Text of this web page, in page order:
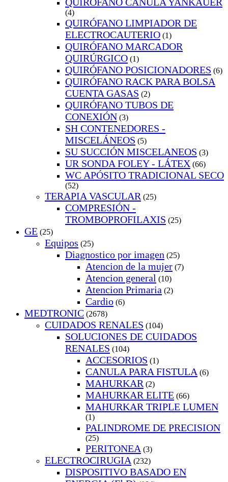
(4)
QUIRÓFANO LIMPIADOR DE
ELECTROCAUTERIO (1)
QUIRÓFANO MARCADOR
QUIRÚRGICO (1)
QUIRÓFANO POSICIONADORES (6)
QUIRÓFANO RACK PARA BOLSA
CUENTA GASAS (2)
QUIRÓFANO TUBOS DE
CONEXIÓN (3)
SH CONTENEDORES -
MISCELÁNEOS (5)
SU SUCCIÓN MISCELANEOS (3)
UR SONDA FOLEY - LÁTEX (66)
WC APÓSITO TRADICIONAL SECO
(52)
TERAPIA VASCULAR (25)
COMPRESIÓN -
TROMBOPROFILAXIS (25)
GE (25)
Equipos (25)
Diagnostico por imagen (25)
Atencion de la mujer (7)
Atencion general (10)
Atencion Primaria (2)
Cardio (6)
MEDTRONIC (2678)
CUIDADOS RENALES (104)
SOLUCIONES DE CUIDADOS
RENALES (104)
ACCESORIOS (1)
CANULA PARA FISTULA (6)
MAHURKAR (2)
MAHURKAR ELITE (66)
MAHURKAR TRIPLE LUMEN
(1)
PALINDROME DE PRECISION
(25)
PERITONEA (3)
ELECTROCIRUGIA (232)
DISPOSITIVO BASADO EN